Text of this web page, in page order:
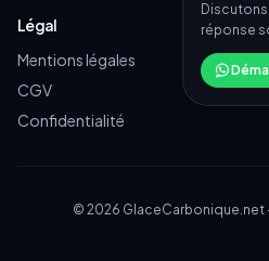
Légal
Mentions légales
CGV
Confidentialité
© 2026 GlaceCarbonique.net
réponse